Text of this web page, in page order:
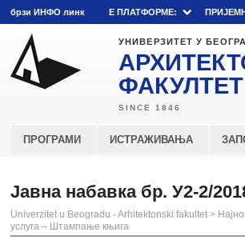
брзи ИНФО линк E ПЛАТФОРМЕ:
УНИВЕРЗИТЕТ У
ФАКУЛТЕТ
ПРОГРАМИ ИСТРАЖИВАЊА
Јавна набавка бр. У2-2/
Univerzitet u Beogradu - Arhitektonski fakultet >
услуга – Штампање књига